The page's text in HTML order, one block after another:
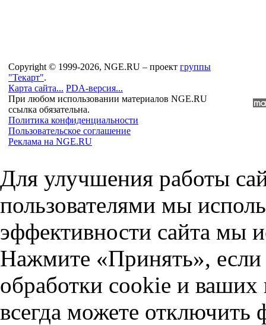
Copyright © 1999-2026, NGE.RU – проект группы
"Текарт".
Карта сайта... PDA-версия...
При любом использовании материалов NGE.RU
ссылка обязательна.
Политика конфиденциальности
Пользовательское соглашение
Реклама на NGE.RU
Для улучшения работы
пользователями мы
эффективности сайта мы
Нажмите «Принять», если
обработки cookie и
всегда можете отключить